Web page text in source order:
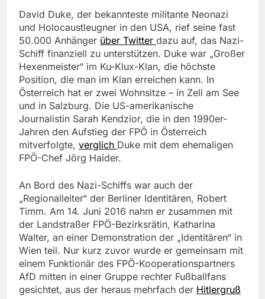
David Duke, der bekannteste militante Neonazi
und Holocaustleugner in den USA, rief seine fast
50.000 Anhänger über Twitter dazu auf, das Nazi-
Schiff finanziell zu unterstützen. Duke war „Großer
Hexenmeister“ im Ku-Klux-Klan, die höchste
Position, die man im Klan erreichen kann. In
Österreich hat er zwei Wohnsitze – in Zell am See
und in Salzburg. Die US-amerikanische
Journalistin Sarah Kendzior, die in den 1990er-
Jahren den Aufstieg der FPÖ in Österreich
mitverfolgte, verglich Duke mit dem ehemaligen
FPÖ-Chef Jörg Haider.
An Bord des Nazi-Schiffs war auch der
„Regionalleiter“ der Berliner Identitären, Robert
Timm. Am 14. Juni 2016 nahm er zusammen mit
der Landstraßer FPÖ-Bezirksrätin, Katharina
Walter, an einer Demonstration der „Identitären“ in
Wien teil. Nur kurz zuvor wurde er gemeinsam mit
einem Funktionär des FPÖ-Kooperationspartners
AfD mitten in einer Gruppe rechter Fußballfans
gesichtet, aus der heraus mehrfach der Hitlergruß